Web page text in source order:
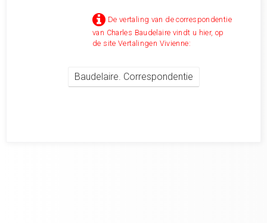
De vertaling van de correspondentie
van Charles Baudelaire vindt u hier, op
de site Vertalingen Vivienne:
Baudelaire. Correspondentie